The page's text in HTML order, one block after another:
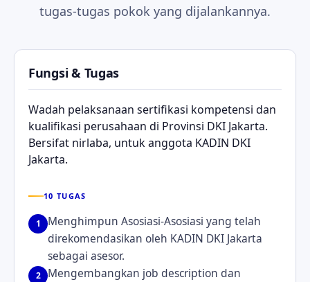
tugas-tugas pokok yang dijalankannya.
Fungsi & Tugas
Wadah pelaksanaan sertifikasi kompetensi dan
kualifikasi perusahaan di Provinsi DKI Jakarta.
Bersifat nirlaba, untuk anggota KADIN DKI
Jakarta.
10 TUGAS
1
Menghimpun Asosiasi-Asosiasi yang telah
direkomendasikan oleh KADIN DKI Jakarta
sebagai asesor.
2
Mengembangkan job description dan